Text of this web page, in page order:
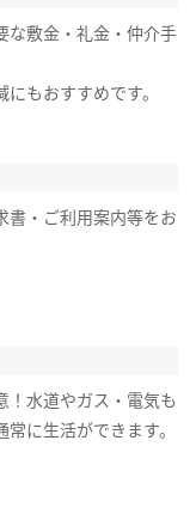
な敷金・礼金・仲介手
もおすすめです。
書・ご利用案内等をお
！水道やガス・電気も
に生活ができます。